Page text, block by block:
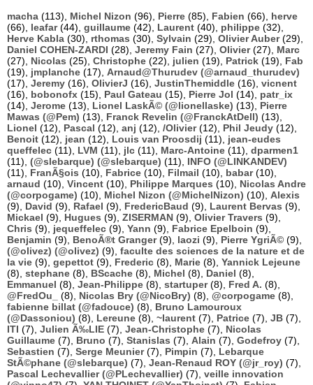
macha (113), Michel Nizon (96), Pierre (85), Fabien (66), herve
(66), leafar(44), guillaume (42), Laurent (40), philippe (32),
Herve Kabla (30), rthomas (30), Sylvain (29), Olivier Auber(29),
Daniel COHEN-ZARDI (28), Jeremy Fain (27), Olivier(27), Marc
(27), Nicolas (25), Christophe (22), julien (19), Patrick (19), Fab
(19), jmplanche (17), Arnaud@Thurudev (@arnaud_thurudev)
(17), Jeremy (16), OlivierJ (16), JustinThemiddle (16), vicnent
(16), bobonofx (15), Paul Gateau (15), Pierre Jol (14), patr_ix
(14), Jerome (13), Lionel LaskÃ© (@lionellaske) (13), Pierre
Mawas (@Pem) (13), Franck Revelin (@FranckAtDell) (13),
Lionel (12), Pascal (12), anj (12), /Olivier(12), Phil Jeudy (12),
Benoit (12), jean (12), Louis van Proosdij (11), jean-eudes
queffelec (11), LVM (11), jlc (11), Marc-Antoine (11), dparmen1
(11), (@slebarque) (@slebarque) (11), INFO (@LINKANDEV)
(11), FranÃ§ois (10), Fabrice (10), Filmail (10), babar(10),
arnaud (10), Vincent (10), Philippe Marques (10), Nicolas Andre
(@corpogame) (10), Michel Nizon (@MichelNizon) (10), Alexis
(9), David (9), Rafael (9), FredericBaud (9), Laurent Bervas (9),
Mickael (9), Hugues (9), ZISERMAN (9), Olivier Travers (9),
Chris (9), jequeffelec (9), Yann (9), Fabrice Epelboin (9),
Benjamin (9), BenoÃ®t Granger(9), laozi (9), Pierre YgriÃ© (9),
(@olivez) (@olivez) (9), faculte des sciences de la nature et de
la vie (9), gepettot (9), Frederic (8), Marie (8), Yannick Lejeune
(8), stephane (8), BScache (8), Michel (8), Daniel (8),
Emmanuel (8), Jean-Philippe (8), startuper(8), Fred A. (8),
@FredOu_
(8), Nicolas Bry (@NicoBry) (8), @corpogame (8),
fabienne billat (@fadouce) (8), Bruno Lamouroux
(@Dassoniou) (8), Lereune (8), ~laurent (7), Patrice (7), JB (7),
ITI (7), Julien Ã‰LIE (7), Jean-Christophe (7), Nicolas
Guillaume (7), Bruno (7), Stanislas (7), Alain (7), Godefroy (7),
Sebastien (7), Serge Meunier(7), Pimpin (7), Lebarque
StÃ©phane (@slebarque) (7), Jean-Renaud ROY (@jr_roy) (7),
Pascal Lechevallier (@PLechevallier) (7), veille innovation